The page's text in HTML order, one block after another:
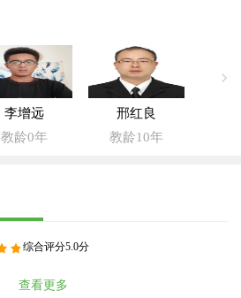
李增远
教龄0年
邢红良
教龄10年
综合评分5.0分
查看更多